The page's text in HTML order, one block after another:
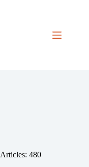
Articles: 480